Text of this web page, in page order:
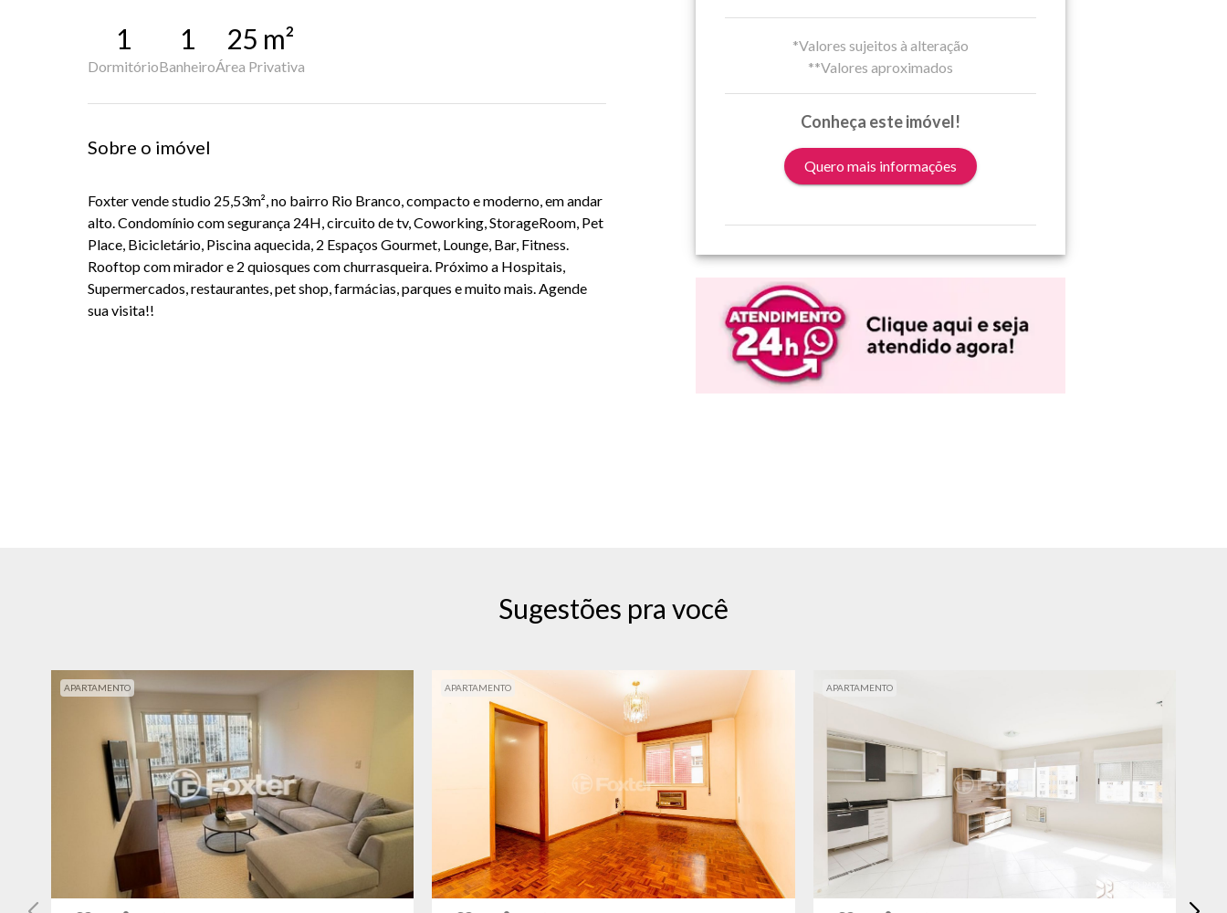
1
Dormitório
1
Banheiro
25 m²
Área Privativa
Sobre o imóvel
Foxtervendestudio 25,53m², no bairro Rio Branco, compacto e moderno, em andar
alto. Condomínio com segurança 24H, circuito de tv,Coworking,StorageRoom, Pet
Place, Bicicletário, Piscina aquecida, 2 Espaços Gourmet, Lounge, Bar, Fitness.
Rooftopcom mirador e 2 quiosques com churrasqueira. Próximo a Hospitais,
Supermercados, restaurantes, pet shop, farmácias, parques e muito mais. Agende
sua visita!!
*Valores sujeitos à alteração
**Valores aproximados
Conheça este imóvel!
Quero mais informações
Sugestões pra você
APARTAMENTO APARTAMENTO APARTAMENTO